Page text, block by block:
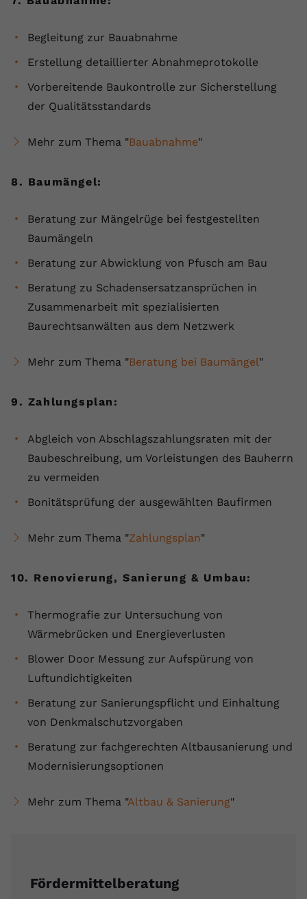
Begleitung zur Bauabnahme
Erstellung detaillierter Abnahmeprotokolle
Vorbereitende Baukontrolle zur Sicherstellung
der Qualitätsstandards
Mehr zum Thema "Bauabnahme"
8. Baumängel:
Beratung zur Mängelrüge bei festgestellten
Baumängeln
Beratung zur Abwicklung von Pfusch am Bau
Beratung zu Schadensersatzansprüchen in
Zusammenarbeit mit spezialisierten
Baurechtsanwälten aus dem Netzwerk
Mehr zum Thema "Beratung bei Baumängel"
9. Zahlungsplan:
Abgleich von Abschlagszahlungsraten mit der
Baubeschreibung, um Vorleistungen des Bauherrn
zu vermeiden
Bonitätsprüfung der ausgewählten Baufirmen
Mehr zum Thema "Zahlungsplan"
10. Renovierung, Sanierung & Umbau:
Thermografie zur Untersuchung von
Wärmebrücken und Energieverlusten
Blower Door Messung zur Aufspürung von
Luftundichtigkeiten
Beratung zur Sanierungspflicht und Einhaltung
von Denkmalschutzvorgaben
Beratung zur fachgerechten Altbausanierung und
Modernisierungsoptionen
Mehr zum Thema "Altbau & Sanierung"
Fördermittelberatung